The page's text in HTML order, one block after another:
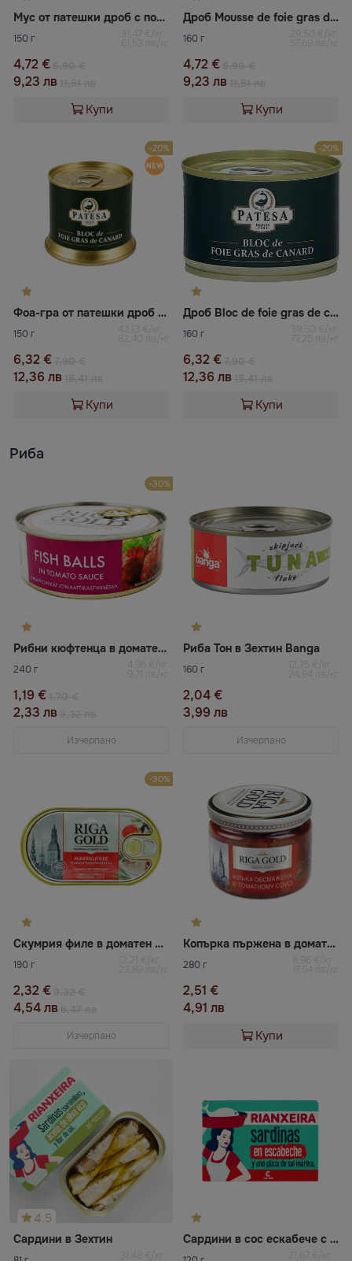
Мус от патешки дроб с подправки PATESA
150 г 31,47 €/кг
61,53 лв/кг
4,72 €
9,23 лв
Купи
Дроб Mousse de foie gras de canard
160 г 29,50 €/кг
57,69 лв/кг
4,72 €
9,23 лв
Купи
-20%
Фоа-гра от патешки дроб с подправки PATESA
150 г 42,13 €/кг
82,40 лв/кг
6,32 €
12,36 лв
Купи
-20%
Дроб Bloc de foie gras de canard
160 г 39,50 €/кг
77,25 лв/кг
6,32 €
12,36 лв
Купи
Риба
-30%
Рибни кюфтенца в доматен сос Рижско злато
240 г 4,96 €/кг
9,71 лв/кг
1,19 €
2,33 лв
Изчерпано
Риба Тон в Зехтин Banga
160 г 12,75 €/кг
24,94 лв/кг
2,04 €
3,99 лв
Изчерпано
-30%
Скумрия филе в доматен сос Рижско злато
190 г 12,21 €/кг
23,89 лв/кг
2,32 €
4,54 лв
Изчерпано
Копърка пържена в доматен сос Riga gold
280 г 8,96 €/кг
17,54 лв/кг
2,51 €
4,91 лв
Купи
4.5
Сардини в Зехтин
31,48 €/кг
Сардини в сос ескабече с морска сол RIANXEIRA
21,67 €/кг